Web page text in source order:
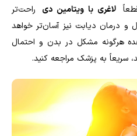
لاغری با ویتامین دی
راحت‌تر
درمان دیابت نیز آسان‌تر خواهد
هرگونه مشکل در بدن و احتمال